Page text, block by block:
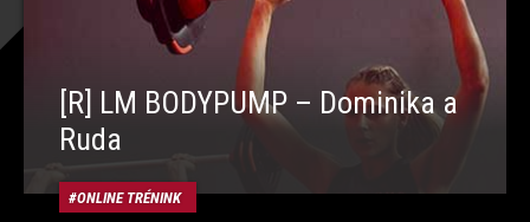
[R] LM BODYPUMP – Dominika a
Ruda
ONLINE TRÉNINK